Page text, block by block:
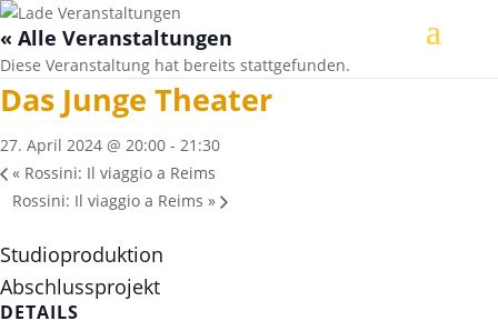
« Alle Veranstaltungen
Diese Veranstaltung hat bereits stattgefunden.
Das Junge Theater
27. April 2024 @ 20:00 - 21:30
« Rossini: Il viaggio a Reims
Rossini: Il viaggio a Reims »
Studioproduktion
Abschlussprojekt
DETAILS